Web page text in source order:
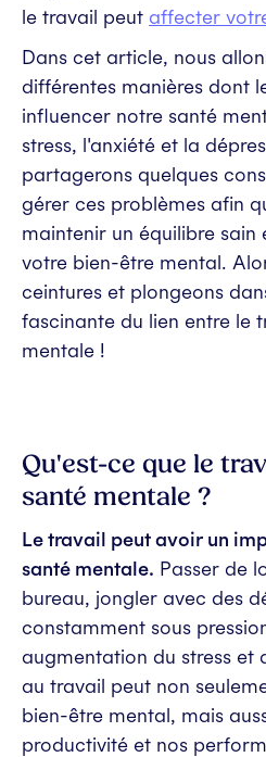
le travail peut affecter
Dans cet article, nous
différentes manières dont
influencer notre santé
stress, l'anxiété et la
partagerons quelques
gérer ces problèmes afin
maintenir un équilibre
votre bien-être mental.
ceintures et plongeons
fascinante du lien entre le
mentale !
Qu'est-ce que le
santé mentale ?
Le travail peut avoir un
santé mentale. Passer de
bureau, jongler avec des
constamment sous
augmentation du stress et
au travail peut non
bien-être mental, mais
productivité et nos